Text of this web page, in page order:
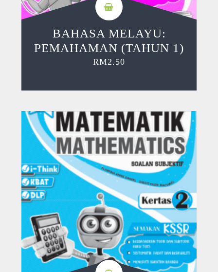
BAHASA MELAYU:
PEMAHAMAN (TAHUN 1)
RM2.50